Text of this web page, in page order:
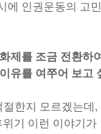
인권운동의 고
제를 조금 전환하
유를 여쭈어 보고
한지 모르겠는데
기 이런 이야기